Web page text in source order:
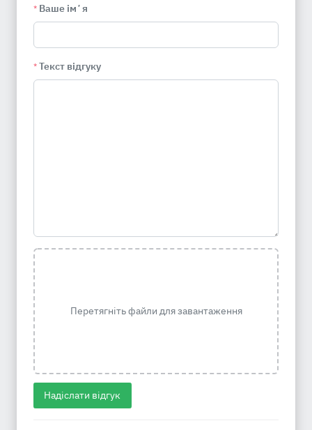
* Ваше імʼя
* Текст відгуку
Перетягніть файли для завантаження
Надіслати відгук